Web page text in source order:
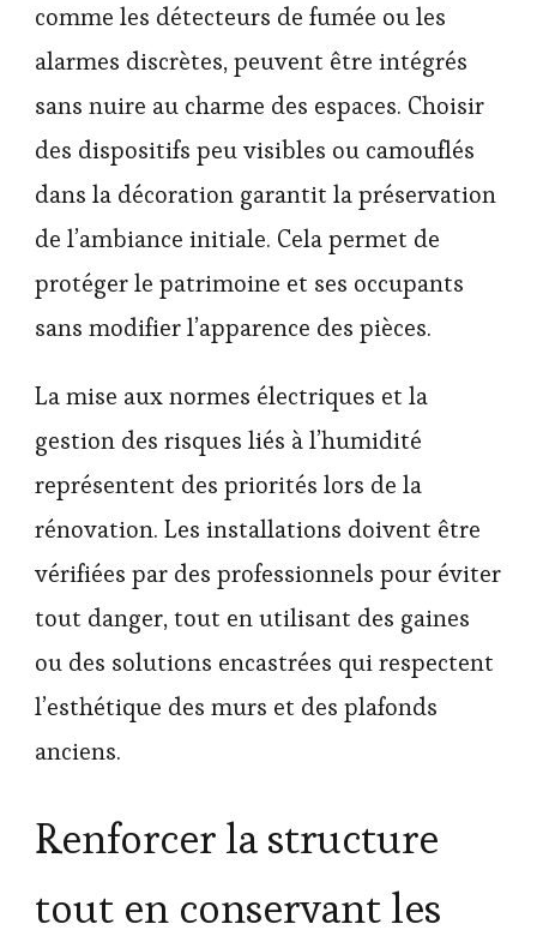
comme les détecteurs de fumée ou les
alarmes discrètes, peuvent être intégrés
sans nuire au charme des espaces. Choisir
des dispositifs peu visibles ou camouflés
dans la décoration garantit la préservation
de l’ambiance initiale. Cela permet de
protéger le patrimoine et ses occupants
sans modifier l’apparence des pièces.
La mise aux normes électriques et la
gestion des risques liés à l’humidité
représentent des priorités lors de la
rénovation. Les installations doivent être
vérifiées par des professionnels pour éviter
tout danger, tout en utilisant des gaines
ou des solutions encastrées qui respectent
l’esthétique des murs et des plafonds
anciens.
Renforcer la structure
tout en conservant les